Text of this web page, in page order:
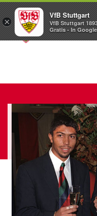
×
VfB Stuttgart
VfB Stuttgart
Gratis - In